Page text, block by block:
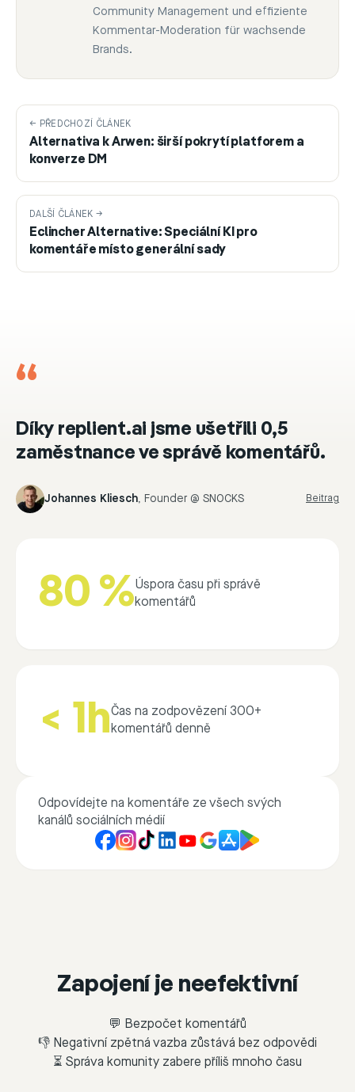
Community Management und effiziente
Kommentar-Moderation für wachsende
Brands.
← PŘEDCHOZÍ ČLÁNEK
Alternativa k Arwen: širší pokrytí platforem a
konverze DM
DALŠÍ ČLÁNEK →
Eclincher Alternative: Speciální KI pro
komentáře místo generální sady
“
Díky replient.ai jsme ušetřili 0,5
zaměstnance ve správě komentářů.
Johannes Kliesch, Founder @ SNOCKS Beitrag
80 %Úspora času při správě
komentářů
< 1hČas na zodpovězení 300+
komentářů denně
Odpovídejte na komentáře ze všech svých
kanálů sociálních médií
Zapojení je neefektivní
💬 Bezpočet komentářů
👎 Negativní zpětná vazba zůstává bez odpovědi
⏳ Správa komunity zabere příliš mnoho času